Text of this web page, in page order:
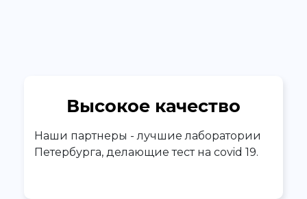
Высокое качество
Наши партнеры - лучшие лаборатории
Петербурга, делающие тест на covid 19.